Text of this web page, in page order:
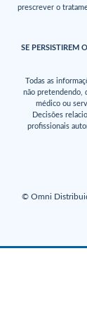
prescrever o
SE PERSISTIREM
Todas as
não pretendendo,
médico ou
Decisões
profissionais
© Omni